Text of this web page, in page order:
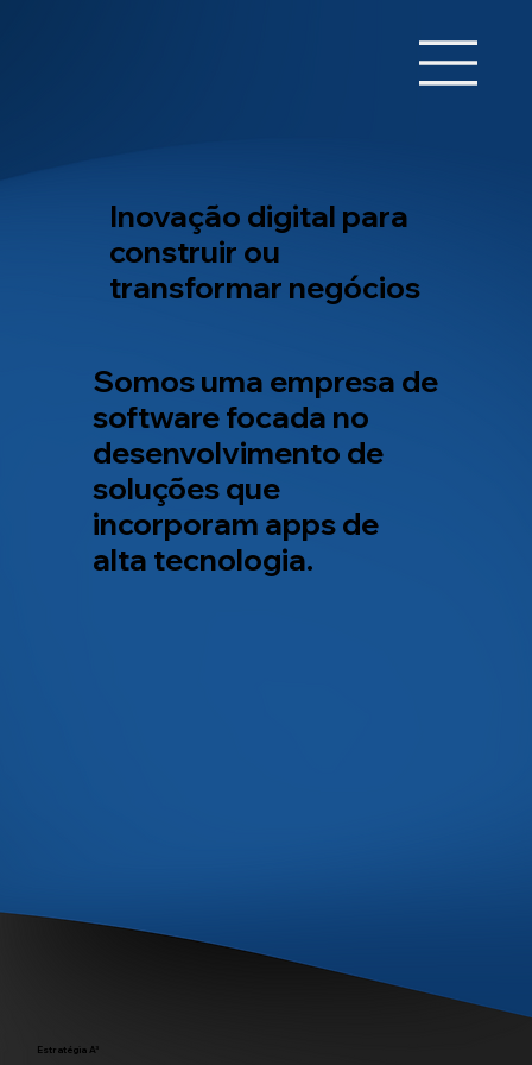
Estratégia A³
Inovação digital para
construir ou
transformar negócios
Somos uma empresa de
software focada no
desenvolvimento de
soluções que
incorporam apps de
alta tecnologia.